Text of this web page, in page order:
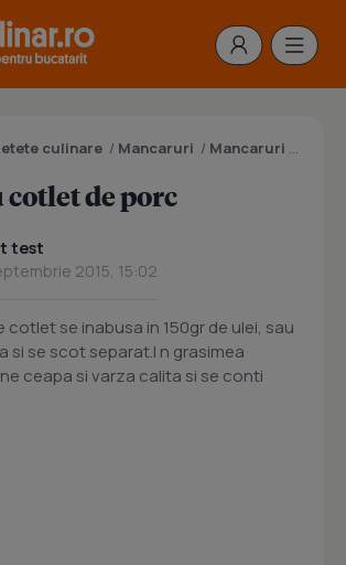
culinare / Mancaruri / Mancaruri cu varza
cotlet de porc
test
2015, 15:02
cotlet se inabusa in 150gr de ulei, sau
si se scot separat.I n grasimea
ceapa si varza calita si se conti